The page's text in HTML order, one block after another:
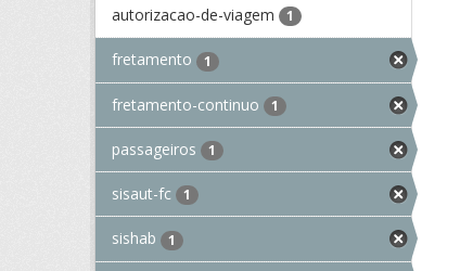
autorizacao-de-viagem 1
fretamento 1
fretamento-continuo 1
passageiros 1
sisaut-fc 1
sishab 1